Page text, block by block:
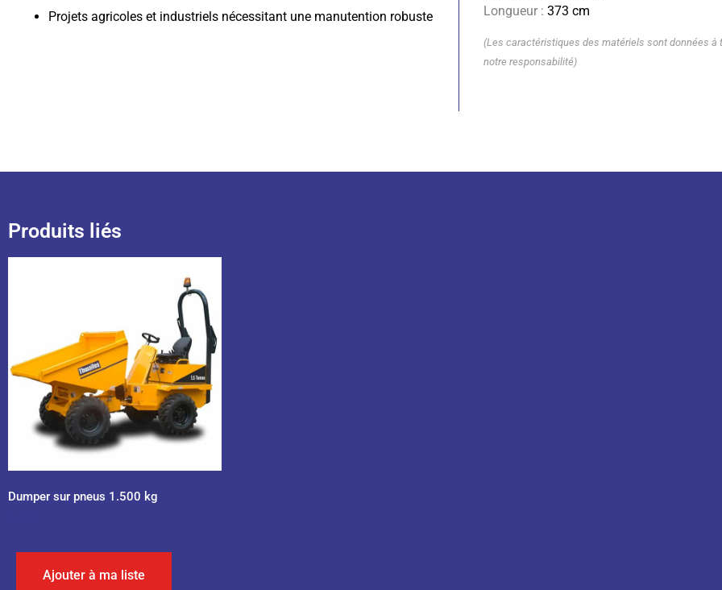
Projets agricoles et industriels nécessitant une manutention robuste
Longueur : 373 cm
(Les caractéristiques des matériels sont données à
notre responsabilité)
Produits liés
Dumper sur pneus 1.500 kg
Ajouter à ma liste